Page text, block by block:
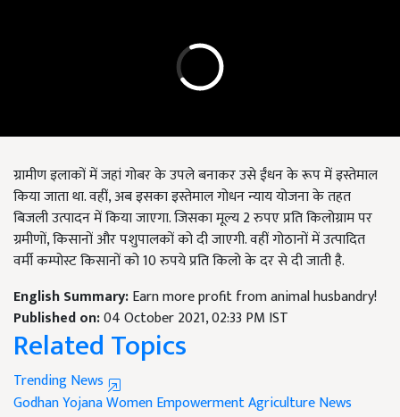
ग्रामीण इलाकों में जहां गोबर के उपले बनाकर उसे ईंधन के रूप में इस्तेमाल
किया जाता था. वहीं, अब इसका इस्तेमाल गोधन न्याय योजना के तहत
बिजली उत्पादन में किया जाएगा. जिसका मूल्य 2 रुपए प्रति किलोग्राम पर
ग्रमीणों, किसानों और पशुपालकों को दी जाएगी. वहीं गोठानों में उत्पादित
वर्मी कम्पोस्ट किसानों को 10 रुपये प्रति किलो के दर से दी जाती है.
English Summary:Earn more profit from animal husbandry!
Published on:04 October 2021, 02:33 PM IST
Related Topics
Trending News
Godhan YojanaWomen EmpowermentAgriculture News